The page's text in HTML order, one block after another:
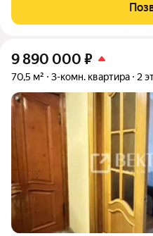
ремонт в процессе. Можно
9 890 000 ₽
70,5 м² 3-комн. квартира 2